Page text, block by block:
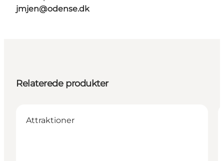
jmjen@odense.dk
Relaterede produkter
Attraktioner